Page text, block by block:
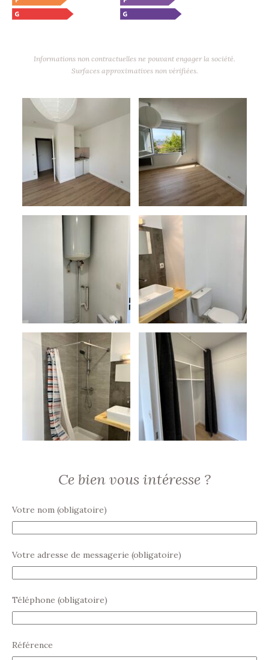
Informations non contractuelles ne pouvant engager la société.
Surfaces approximatives non vérifiées.
Ce bien vous intéresse ?
Votre nom (obligatoire)
Votre adresse de messagerie (obligatoire)
Téléphone (obligatoire)
Référence